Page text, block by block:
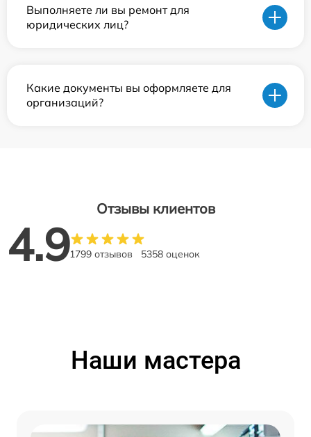
Выполняете ли вы ремонт для
юридических лиц?
Какие документы вы оформляете для
организаций?
Отзывы клиентов
4.91799 отзывов 5358 оценок
Наши мастера